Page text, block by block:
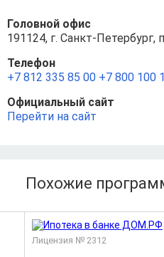
Головной офис
191124, г. Санкт-Петербург,
Телефон
+7 812 335 85 00 +7 800 100
Официальный сайт
Перейти на сайт
Похожие
Лицензия № 2312